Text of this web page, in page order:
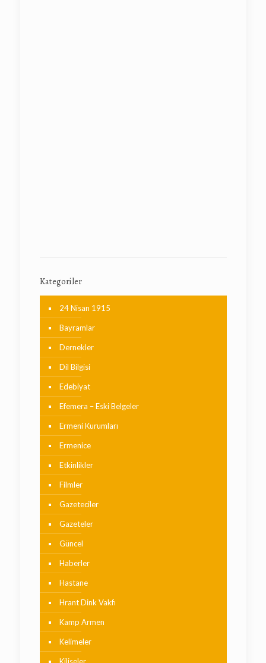
Kategoriler
24 Nisan 1915
Bayramlar
Dernekler
Dil Bilgisi
Edebiyat
Efemera – Eski Belgeler
Ermeni Kurumları
Ermenice
Etkinlikler
Filmler
Gazeteciler
Gazeteler
Güncel
Haberler
Hastane
Hrant Dink Vakfı
Kamp Armen
Kelimeler